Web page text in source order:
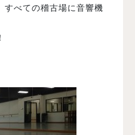
すべての稽古場に音響機